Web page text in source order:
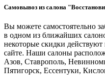
Самовывоз из салона
Вы можете самостоятельно
в одном из ближайших
некоторые скидки
сайте. Наши салоны
Азов, Ставрополь,
Пятигорск, Ессентуки,